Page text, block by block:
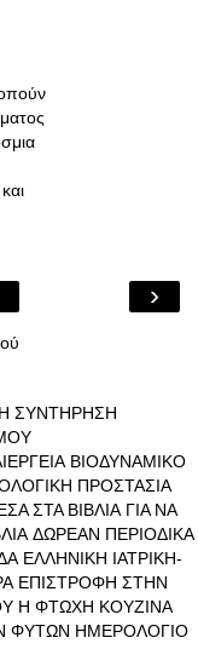
›
ΣΥΝΤΗΡΗΣΗ
ΒΙΟΔΥΝΑΜΙΚΟ
ΠΡΟΣΤΑΣΙΑ
ΣΤΑ ΒΙΒΛΙΑ ΓΙΑ ΝΑ
ΔΩΡΕΑΝ ΠΕΡΙΟΔΙΚΑ
ΕΛΛΗΝΙΚΗ ΙΑΤΡΙΚΗ-
ΕΠΙΣΤΡΟΦΗ ΣΤΗΝ
Η ΦΤΩΧΗ ΚΟΥΖΙΝΑ
ΦΥΤΩΝ ΗΜΕΡΟΛΟΓΙΟ